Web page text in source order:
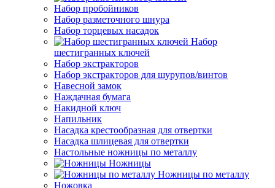
Набор пробойников
Набор разметочного шнура
Набор торцевых насадок
Набор
шестигранных ключей
Набор экстракторов
Набор экстракторов для шурупов/винтов
Навесной замок
Наждачная бумага
Накидной ключ
Напильник
Насадка крестообразная для отвертки
Насадка шлицевая для отвертки
Настольные ножницы по металлу
Ножницы
Ножницы по металлу
Ножовка